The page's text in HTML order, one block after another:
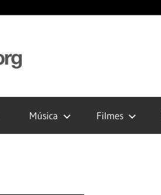
Música Filmes